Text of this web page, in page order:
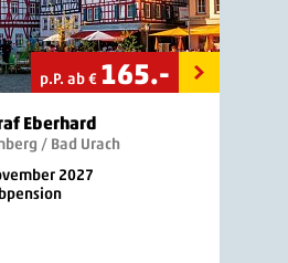
p.P. ab € 165.-
Eberhard
/ Bad Urach
2027